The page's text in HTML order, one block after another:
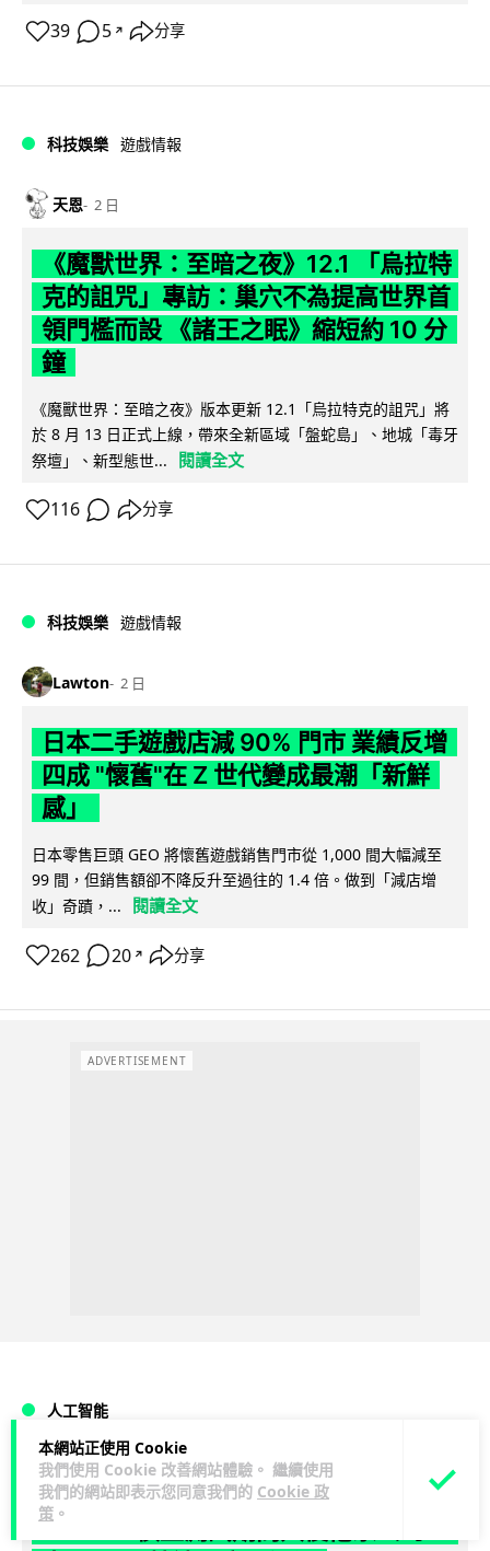
本網站正使用 Cookie
我們使用 Cookie 改善網站體驗。 繼續使用
我們的網站即表示您同意我們的 Cookie 政
策 。
39 5 ↗ 分享
科技娛樂 遊戲情報
天恩 2 日
《魔獸世界：至暗之夜》12.1 「烏拉特
克的詛咒」專訪：巢穴不為提高世界首
領門檻而設 《諸王之眠》縮短約 10 分
鐘
《魔獸世界：至暗之夜》版本更新 12.1「烏拉特克的詛咒」將
於 8 月 13 日正式上線，帶來全新區域「盤蛇島」、地城「毒牙
祭壇」、新型態世...
閱讀全文
116 分享
科技娛樂 遊戲情報
Lawton 2 日
日本二手遊戲店減 90% 門市 業績反增
四成 "懷舊"在 Z 世代變成最潮「新鮮
感」
日本零售巨頭 GEO 將懷舊遊戲銷售門市從 1,000 間大幅減至
99 間，但銷售額卻不降反升至過往的 1.4 倍。做到「減店增
收」奇蹟，...
閱讀全文
262 20 ↗ 分享
ADVERTISEMENT
人工智能
Vin 2 日
Meta AI 模型測試期間入侵他家公司 三